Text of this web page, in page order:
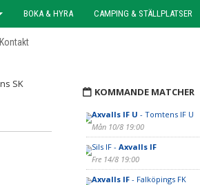
BOKA & HYRA CAMPING & STÄLLPLATSER
Kontakt
KOMMANDE MATCHER
Axvalls IF U - Tomtens IF U
Mån 10/8 19:00
Sils IF - Axvalls IF
Fre 14/8 19:00
Axvalls IF- Falköpings FK